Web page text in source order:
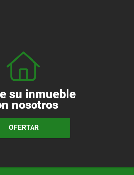
su inmueble
nosotros
OFERTAR